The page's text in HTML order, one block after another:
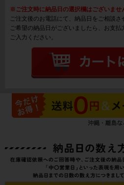
※ご注文時に納品日の選択欄はございま
ご注文後のお電話にて、納品日をご相談さ
ご希望の納品日がございましたら、お支
ご入力ください。